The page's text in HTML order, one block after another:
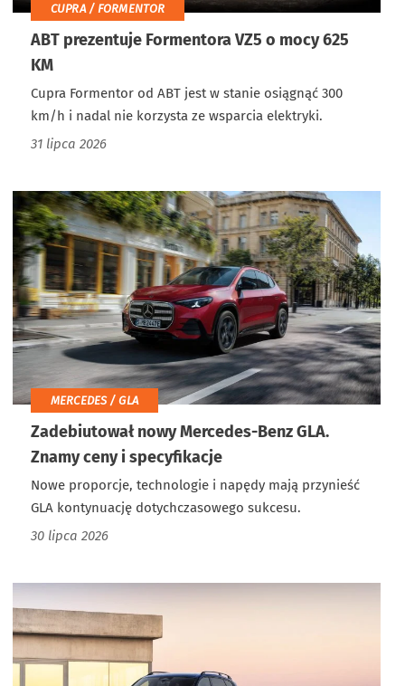
CUPRA / FORMENTOR
ABT prezentuje Formentora VZ5 o mocy 625
KM
Cupra Formentor od ABT jest w stanie osiągnąć 300
km/h i nadal nie korzysta ze wsparcia elektryki.
31 lipca 2026
MERCEDES / GLA
Zadebiutował nowy Mercedes-Benz GLA.
Znamy ceny i specyfikacje
Nowe proporcje, technologie i napędy mają przynieść
GLA kontynuację dotychczasowego sukcesu.
30 lipca 2026